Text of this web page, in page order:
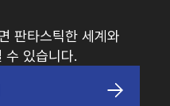
판타스틱한 세계와
수 있습니다.